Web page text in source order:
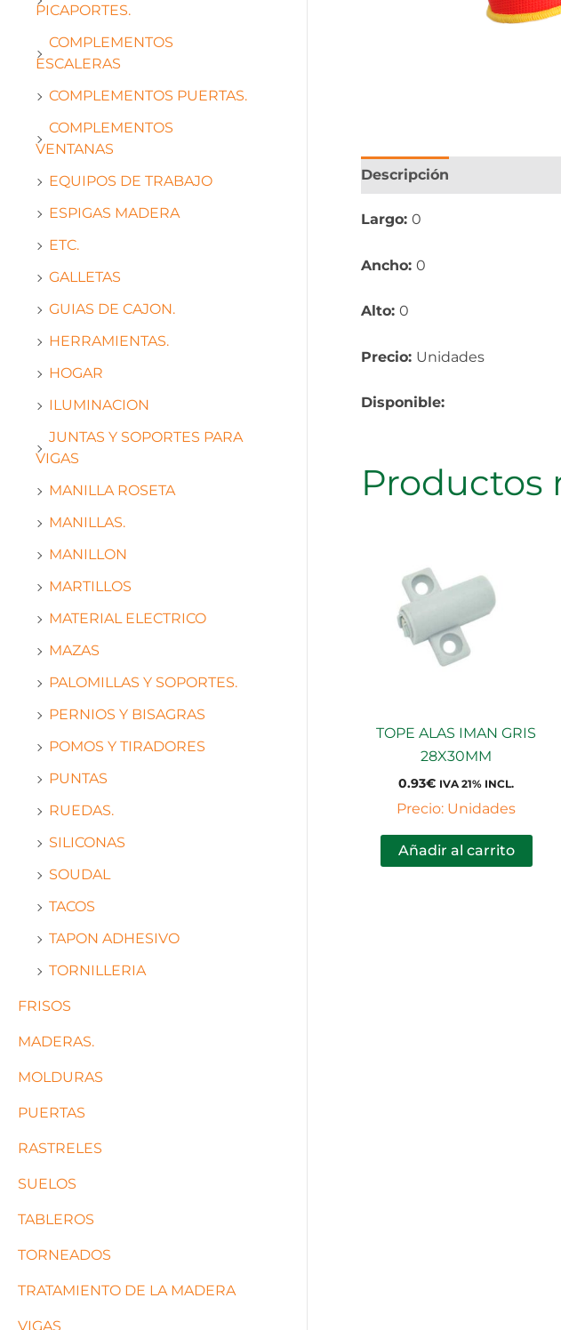
PICAPORTES.
COMPLEMENTOS
ESCALERAS
COMPLEMENTOS PUERTAS.
COMPLEMENTOS
VENTANAS
EQUIPOS DE TRABAJO
ESPIGAS MADERA
ETC.
GALLETAS
GUIAS DE CAJON.
HERRAMIENTAS.
HOGAR
ILUMINACION
JUNTAS Y SOPORTES PARA
VIGAS
MANILLA ROSETA
MANILLAS.
MANILLON
MARTILLOS
MATERIAL ELECTRICO
MAZAS
PALOMILLAS Y SOPORTES.
PERNIOS Y BISAGRAS
POMOS Y TIRADORES
PUNTAS
RUEDAS.
SILICONAS
SOUDAL
TACOS
TAPON ADHESIVO
TORNILLERIA
FRISOS
MADERAS.
MOLDURAS
PUERTAS
RASTRELES
SUELOS
TABLEROS
TORNEADOS
TRATAMIENTO DE LA MADERA
VIGAS
Descripción
Largo: 0
Ancho: 0
Alto: 0
Precio: Unidades
Disponible:
Productos
TOPE ALAS IMAN GRIS
28X30MM
0.93€ IVA 21% INCL.
Precio: Unidades
Añadir al carrito